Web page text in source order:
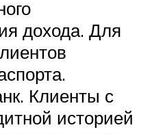
дохода. Для
Клиенты с
историей